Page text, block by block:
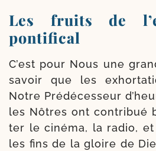
Les fruits de
pontifical
C’est pour Nous une
savoir que les
Notre Prédécesseur
les Nôtres ont contri­bué
ter le ciné­ma, la radio,
les fins de la gloire de